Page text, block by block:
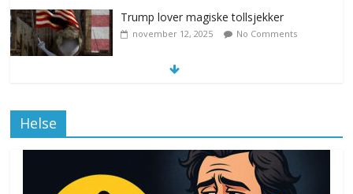
Trump lover magiske tollsjekker
november 12, 2025 No Comments
Helse